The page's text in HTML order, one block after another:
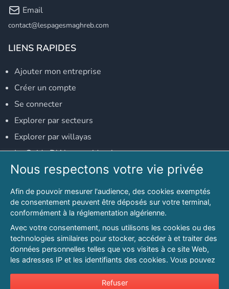
Email
contact@lespagesmaghreb.com
LIENS RAPIDES
Ajouter mon entreprise
Créer un compte
Se connecter
Explorer par secteurs
Explorer par willayas
Le Guide D'Alger, guide-alger.com
NOS RÉSEAUX SOCIAUX
Notre page Facebook
Notre page LinkedIn
Notre page Instagram
Notre page Twitter
Nous respectons votre vie privée
Afin de pouvoir mesurer l'audience, des cookies exemptés
de consentement peuvent être déposés sur votre terminal,
conformément à la réglementation algérienne.
Avec votre consentement, nous utilisons les cookies ou des
technologies similaires pour stocker, accéder à et traiter des
données personnelles telles que vos visites à ce site Web,
les adresses IP et les identifiants des cookies. Vous pouvez
sur l'intérêt légitime à tout moment en cliquant sur « Refuser
Refuser